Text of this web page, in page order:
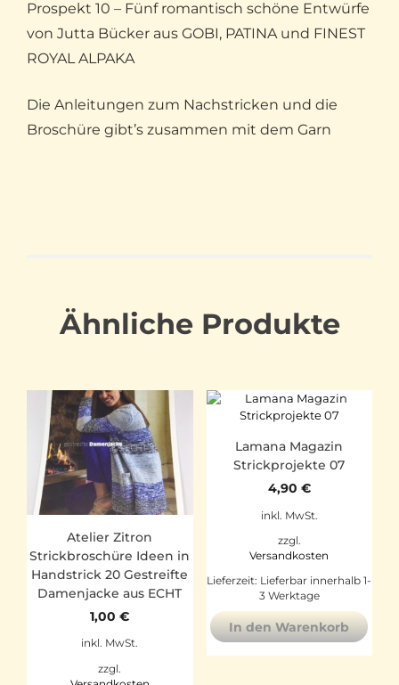
Prospekt 10 – Fünf romantisch schöne Entwürfe
von Jutta Bücker aus GOBI, PATINA und FINEST
ROYAL ALPAKA
Die Anleitungen zum Nachstricken und die
Broschüre gibt’s zusammen mit dem Garn
Ähnliche Produkte
Atelier Zitron
Strickbroschüre Ideen in
Handstrick 20 Gestreifte
Damenjacke aus ECHT
1,00€
inkl. MwSt.
zzgl.
Lamana Magazin
Strickprojekte 07
4,90 €
inkl. MwSt.
zzgl.
Versandkosten
Lieferzeit: Lieferbar innerhalb 1-
3 Werktage
In den Warenkorb